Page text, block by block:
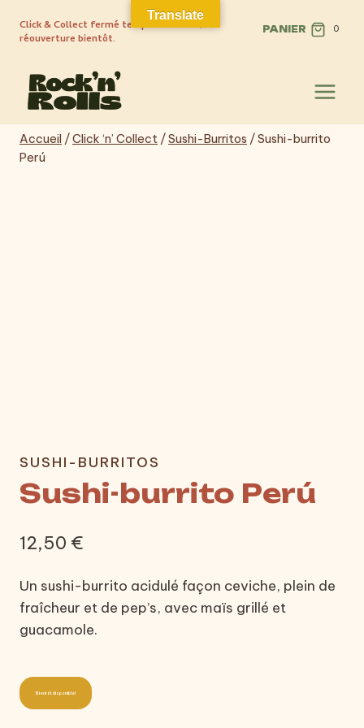
Click & Collect fermé temporairement,
réouverture bientôt.
PANIER 0
Accueil /Click ‘n’ Collect /Sushi-Burritos /Sushi-burrito
Perú
SUSHI-BURRITOS
Sushi-burrito Perú
12,50 €
Un sushi-burrito acidulé façon ceviche, plein de
fraîcheur et de pep’s, avec maïs grillé et
guacamole.
Bientôt disponible!
Translate